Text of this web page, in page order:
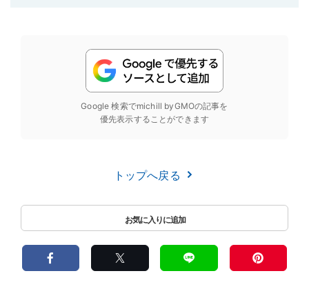
Google 検索でmichill byGMOの記事を
優先表示することができます
トップへ戻る